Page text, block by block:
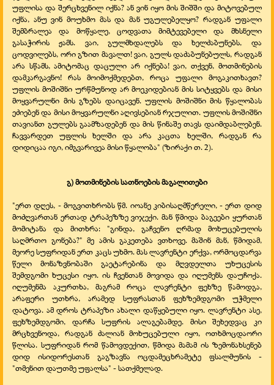
უფლისა და შერცხვენილ იქნა? ან ვინ იყო მის შიშში და მიტოვებულ
იქნა, ანუ ვინ მოუხმო მას და მან უგულებელყო? რადგან უფალი
შემბრალეა და მოწყალე, ცოდვათა მიმტევებელი და მხსნელი
გასაჭირის ჟამს. ვაი, გულმხდალებს და ხელძაბუნებს, და
ცოდვილებს, ორი გზით მავალთ! ვაი, გულს დაძაბუნებულს, რადგან
არა სწამს, ამიტომაც დაცული არ იქნება! ვაი, თქვენ, მოთმინების
დამკარგავნო! რას მოიმოქმედებთ, როცა უფალი მოგაკითხავთ?
უფლის მოშიშნი ურწმუნოდ არ მოეკიდებიან მის სიტყვებს და მისი
მოყვარულნი მის გზებს დაიცავენ. უფლის მოშიშნი მის წყალობას
ეძიებენ და მისი მოყვარულნი აღივსებიან რჯულით. უფლის მოშიშნი
თავიანთ გულებს გაამზადებენ და მის წინაშე თავს დაიმდაბლებენ.
ჩავვარდეთ უფლის ხელში და არა კაცთა ხელში, რადგან რა
დიდიცაა იგი, იმგვარივეა მისი წყალობა" (ზირაქი თ. 2).
გ) მოთმინების სათნოების მაგალითები
"ერთ დღეს, - მოგვითხრობს წმ. იოანე კიბისაღმწერელი, - ერთ დიდ
მოძღვართან ერთად ტრაპეზზე ვიჯექი. მან წმიდა ბაგეები ყურთან
მომიტანა და მითხრა: "გინდა, გაჩვენო ღრმად მოხუცებულის
საღმრთო გონება?" მე ამის გაკეთება ვთხოვე. მაშინ მან, წმიდამ,
მეორე სუფრიდან ერთ კაცს უხმო. მას ლავრენტი ერქვა, ორმოცდარვა
წელი მონაზვნობაში გაეტარებინა და მღვდელთა უხუცესის
შემდგომი ხუცესი იყო. ის ჩვენთან მოვიდა და იღუმენს დაუჩოქა.
იღუმენმა აკურთხა, მაგრამ როცა ლავრენტი ფეხზე წამოდგა,
არაფერი უთხრა, არამედ სუფრასთან ფეხზემდგომი უჭმელი
დატოვა. ამ დროს ტრაპეზი ახალი დაწყებული იყო. ლავრენტი ასე,
ფეხზემდგომი, დარჩა სუფრის ალაგებამდე. მისი შეხედვაც კი
მრცხვენოდა, რადგან ძალიან მოხუცებული იყო, ოთხმოცდაორი
წლისა. სუფრიდან რომ წამოვდექით, წმიდა მამამ ის ზემონახსენებ
დიდ ისიდორესთან გაგზავნა ოცდამეცხრამეტე ფსალმუნის -
"თმენით დაუთმე უფალსა" - სათქმელად.